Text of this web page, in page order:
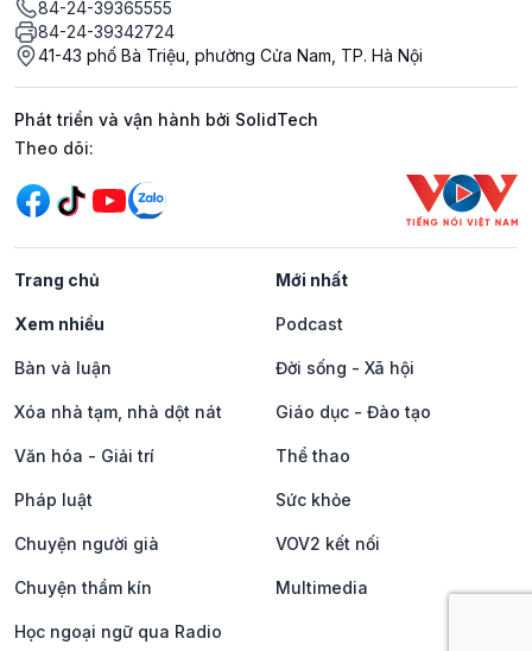
84-24-39365555
84-24-39342724
41-43 phố Bà Triệu, phường Cửa Nam, TP. Hà Nội
Phát triển và vận hành bởi SolidTech
Mạng xã hội
Theo dõi:
Trang chủ Mới nhất
Xem nhiều Podcast
Bàn và luận Đời sống - Xã hội
Xóa nhà tạm, nhà dột nát Giáo dục - Đào tạo
Văn hóa - Giải trí Thể thao
Pháp luật Sức khỏe
Chuyện người già VOV2 kết nối
Chuyện thầm kín Multimedia
Học ngoại ngữ qua Radio